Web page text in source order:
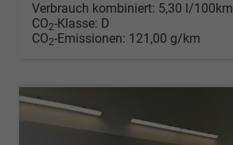
Verbrauch kombiniert: 5,30 l/100km
CO2-Klasse: D
CO2-Emissionen: 121,00 g/km